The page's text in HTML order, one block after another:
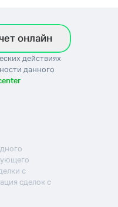
онлайн
действиях
данного
с
сделок с